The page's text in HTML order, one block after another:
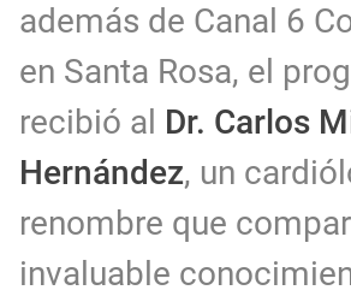
además de Canal 6
en Santa Rosa, el
recibió al Dr. Carlos
Hernández, un
renombre que
invaluable